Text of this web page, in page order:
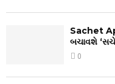
Sachet
બચાવશે
0